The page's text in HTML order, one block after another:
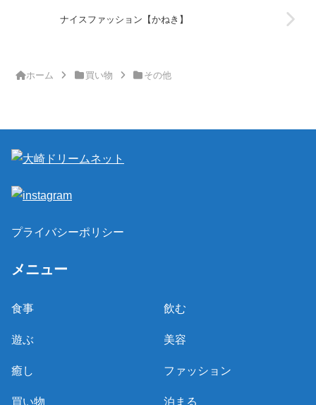
ナイスファッション【かねき】
ホーム 買い物 その他
プライバシーポリシー
メニュー
食事 飲む
遊ぶ 美容
癒し ファッション
買い物 泊まる